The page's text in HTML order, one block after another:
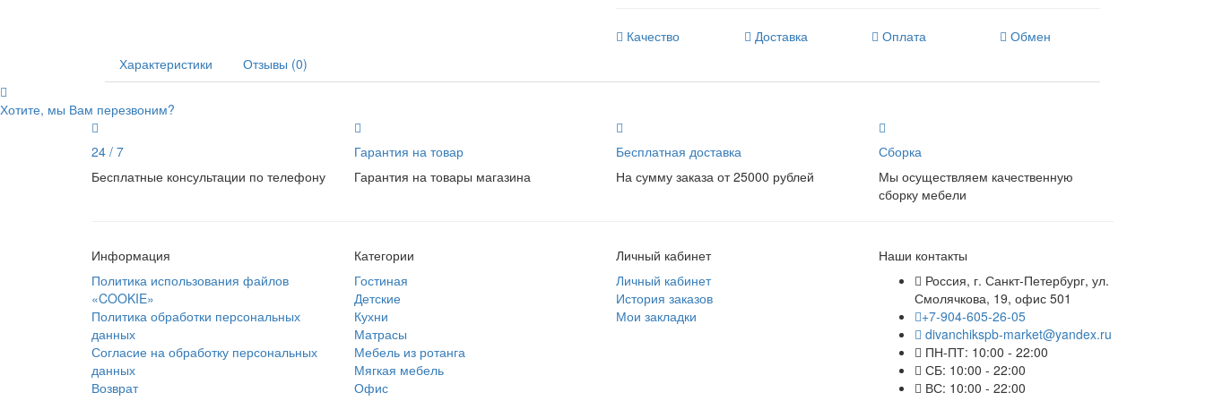
Качество Доставка Оплата
Обмен
Характеристики
Отзывы (0)
Хотите, мы Вам перезвоним?
24 / 7
Бесплатные консультации по телефону
Гарантия на товар
Гарантия на товары магазина
Бесплатная доставка
На сумму заказа от 25000 рублей
Сборка
Мы осуществляем качественную
сборку мебели
Информация
Политика использования файлов
«COOKIE»
Политика обработки персональных
данных
Согласие на обработку персональных
данных
Возврат
Категории
Гостиная
Детские
Кухни
Матрасы
Мебель из ротанга
Мягкая мебель
Офис
Личный кабинет
Личный кабинет
История заказов
Мои закладки
Наши контакты
Россия, г. Санкт-Петербург, ул.
Смолячкова, 19, офис 501
+7-904-605-26-05
divanchikspb-market@yandex.ru
ПН-ПТ: 10:00 - 22:00
СБ: 10:00 - 22:00
ВС: 10:00 - 22:00